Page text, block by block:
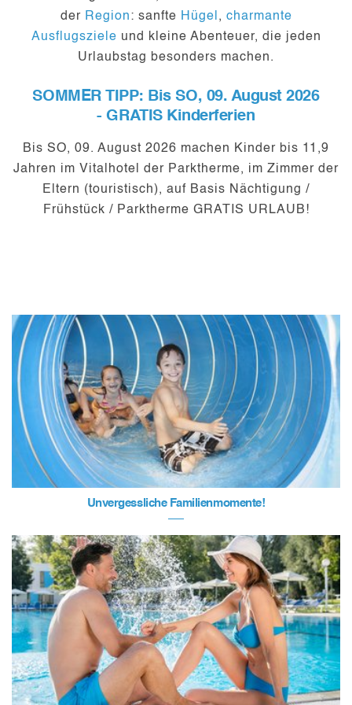
der Region: sanfte Hügel , charmante
Ausflugsziele und kleine Abenteuer, die jeden
Urlaubstag besonders machen.
SOMMER TIPP: Bis SO, 09. August 2026
- GRATIS Kinderferien
Bis SO, 09. August 2026 machen Kinder bis 11,9
Jahren im Vitalhotel der Parktherme, im Zimmer der
Eltern (touristisch), auf Basis Nächtigung /
Frühstück / Parktherme GRATIS URLAUB!
Unvergessliche Familienmomente!